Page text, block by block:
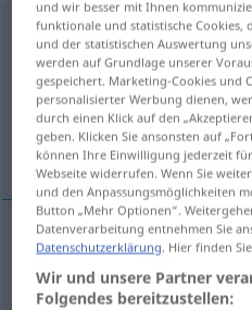
Notunterkunft f <
Übersicht aller
(Für mehr Details die
nužni smještaj
nužnismještaj
und wir besser mit Ihnen
funktionale und statistische Cookies,
und der statistischen Auswertung
werden auf Grundlage unserer
gespeichert. Marketing-Cookies und
personalisierter Werbung dienen,
durch einen Klick auf den
geben. Klicken Sie ansonsten auf
können Ihre Einwilligung jederzeit
Webseite widerrufen. Wenn Sie
und den Anpassungsmöglichkeiten
Button „Mehr Optionen“.
Datenverarbeitung entnehmen Sie
Datenschutzerklärung. Hier finden
Wir und unsere Partner
Folgendes bereitzustellen: